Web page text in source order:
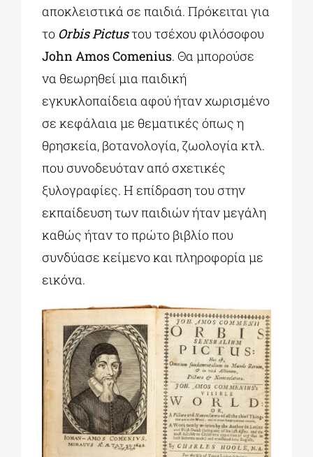
αποκλειστικά σε παιδιά. Πρόκειται για
τοOrbis Pictusτου τσέχου φιλόσοφου
John Amos Comenius. Θα μπορούσε
να θεωρηθεί μια παιδική
εγκυκλοπαίδεια αφού ήταν χωρισμένο
σε κεφάλαια με θεματικές όπως η
θρησκεία, βοτανολογία, ζωολογία κτλ.
που συνοδευόταν από σχετικές
ξυλογραφίες. Η επίδραση του στην
εκπαίδευση των παιδιών ήταν μεγάλη
καθώς ήταν το πρώτο βιβλίο που
συνδύασε κείμενο και πληροφορία με
εικόνα.